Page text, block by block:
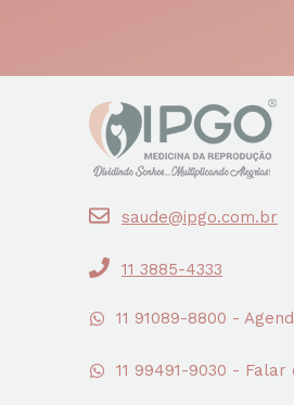
saude@ipgo.com.br
11 3885-4333
11 91089-8800 -
11 99491-9030 -